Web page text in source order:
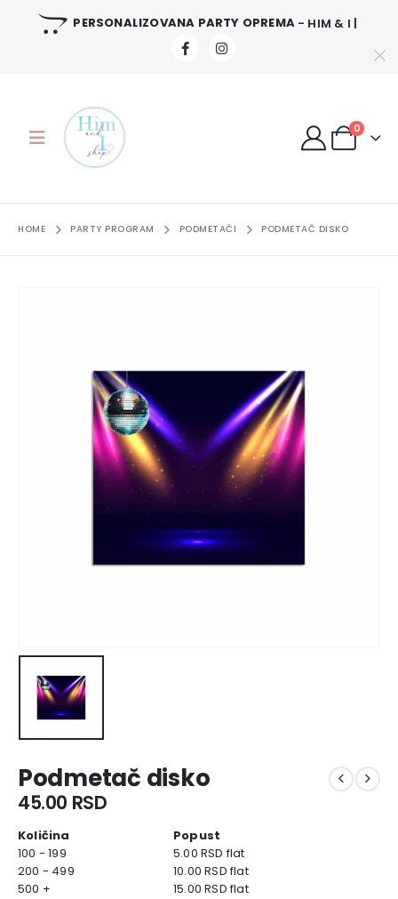
PERSONALIZOVANA PARTY OPREMA - HIM & I |
0
HOME PARTY PROGRAM PODMETAČI PODMETAČ DISKO
Podmetač disko
45.00 RSD
Količina
Popust
100 - 199
5.00 RSD flat
200 - 499
10.00RSDflat
500 +
15.00RSDflat